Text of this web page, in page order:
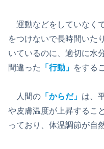
運動などをしていなく
をつけないで長時間いた
いているのに、適切に水
間違った
「 行動 」 をする
人間の 「 からだ」 は、
や皮膚温度が上昇するこ
っており、体温調節が自